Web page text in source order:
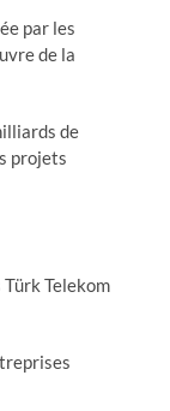
par les
de la
de
projets
Telekom